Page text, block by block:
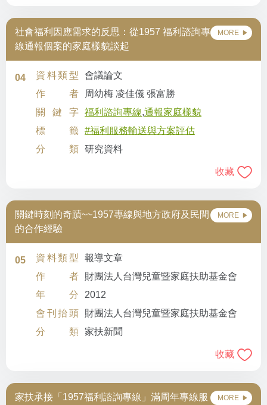
社會福利因應需求的反思：從1957 福利諮詢專
線通報個案的家庭樣貌談起
MORE
04 資料類型
會議論文
作者
周幼梅 凌佳儀 張富勝
關鍵字 福利諮詢專線,通報家庭樣貌
標籤
#福利服務輸送與方案評估
分類 研究資料
收藏
關鍵時刻的奇蹟~~1957專線與地方政府及民間
的合作經驗
MORE
05 資料類型
報導文章
作者
財團法人台灣兒童暨家庭扶助基金會
年分
2012
會刊抬頭
財團法人台灣兒童暨家庭扶助基金會
分類 家扶新聞
收藏
家扶承接「1957福利諮詢專線」滿周年專線服
MORE